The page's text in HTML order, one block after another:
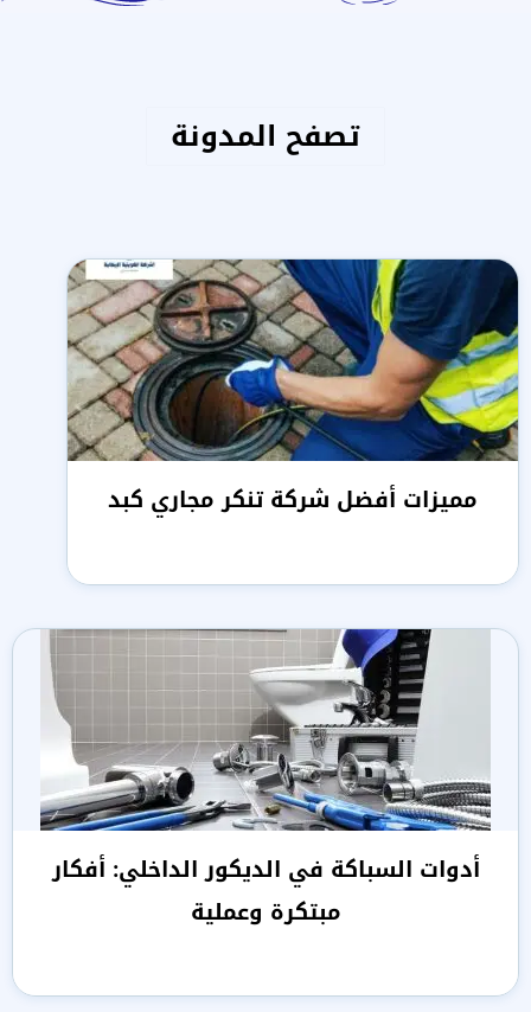
تصفح المدونة
مميزات أفضل شركة تنكر مجاري كبد
أدوات السباكة في الديكور الداخلي: أفكار
مبتكرة وعملية